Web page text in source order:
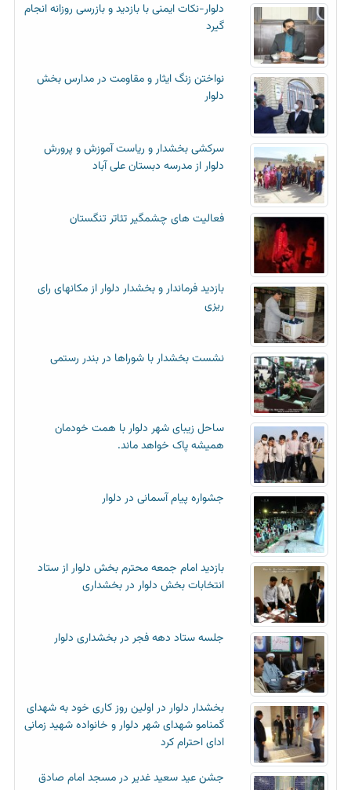
دلوار-نکات ایمنی با بازدید و بازرسی روزانه انجام
گیرد
نواختن زنگ ایثار و مقاومت در مدارس بخش
دلوار
سرکشی بخشدار و ریاست آموزش و پرورش
دلوار از مدرسه دبستان علی آباد
فعالیت های چشمگیر تئاتر تنگستان
بازدید فرماندار و بخشدار دلوار از مکانهای رای
ریزی
نشست بخشدار با شوراها در بندر رستمی
ساحل زیبای شهر دلوار با همت خودمان
همیشه پاک خواهد ماند.
جشواره پیام آسمانی در دلوار
بازدید امام جمعه محترم بخش دلوار از ستاد
انتخابات بخش دلوار در بخشداری
جلسه ستاد دهه فجر در بخشداری دلوار
بخشدار دلوار در اولین روز کاری خود به شهدای
گمنامو شهدای شهر دلوار و خانواده شهید زمانی
ادای احترام کرد
جشن عید سعید غدیر در مسجد امام صادق